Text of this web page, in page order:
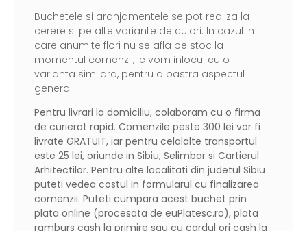
Buchetele si aranjamentele se pot realiza la
cerere si pe alte variante de culori. In cazul in
care anumite flori nu se afla pe stoc la
momentul comenzii, le vom inlocui cu o
varianta similara, pentru a pastra aspectul
general.
Pentru livrari la domiciliu, colaboram cu o firma
de curierat rapid. Comenzile peste 300 lei vor fi
livrate GRATUIT, iar pentru celalalte transportul
este 25 lei, oriunde in Sibiu, Selimbar si Cartierul
Arhitectilor. Pentru alte localitati din judetul Sibiu
puteti vedea costul in formularul cu finalizarea
comenzii. Puteti cumpara acest buchet prin
plata online (procesata de euPlatesc.ro), plata
ramburs cash la primire sau cu cardul ori cash la